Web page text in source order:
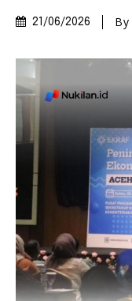
21/06/2026 By